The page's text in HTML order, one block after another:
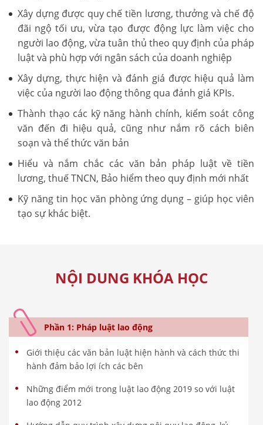
Xây dựng được quy chế tiền lương, thưởng và chế độ
đãi ngộ tối ưu, vừa tạo được động lực làm việc cho
người lao động, vừa tuân thủ theo quy định của pháp
luật và phù hợp với ngân sách của doanh nghiệp
Xây dựng, thực hiện và đánh giá được hiệu quả làm
việc của người lao động thông qua đánh giá KPIs.
Thành thạo các kỹ năng hành chính, kiểm soát công
văn đến đi hiệu quả, cũng như nắm rõ cách biên
soạn và thể thức văn bản
Hiểu và nắm chắc các văn bản pháp luật về tiền
lương, thuế TNCN, Bảo hiểm theo quy định mới nhất
Kỹ năng tin học văn phòng ứng dụng – giúp học viên
tạo sự khác biệt.
NỘI DUNG KHÓA HỌC
Phần 1: Pháp luật lao động
Giới thiệu các văn bản luật hiện hành và cách thức thi
hành đảm bảo lợi ích các bên
Những điểm mới trong luật lao động 2019 so với luật
lao động 2012